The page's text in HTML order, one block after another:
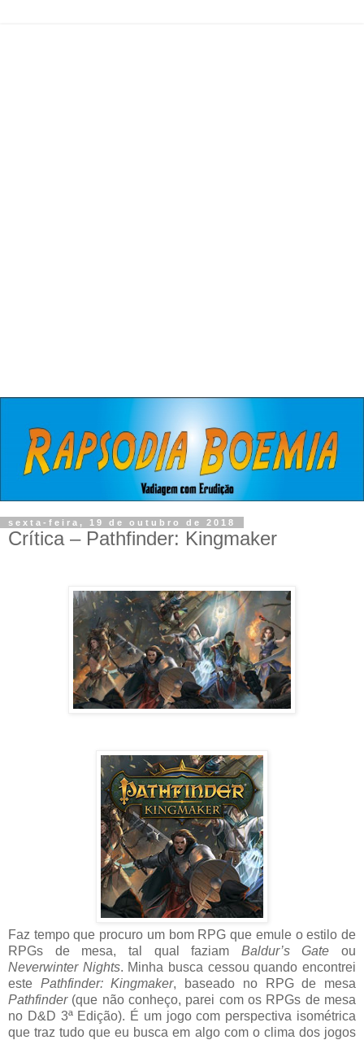
sexta-feira, 19 de outubro de 2018
Crítica – Pathfinder: Kingmaker
Faz tempo que procuro um bom RPG que emule o estilo de
RPGs de mesa, tal qual faziam Baldur’s Gate ou
Neverwinter Nights. Minha busca cessou quando encontrei
este Pathfinder: Kingmaker, baseado no RPG de mesa
Pathfinder(que não conheço, parei com os RPGs de mesa
no D&D 3ª Edição). É um jogo com perspectiva isométrica
que traz tudo que eu busca em algo com o clima dos jogos